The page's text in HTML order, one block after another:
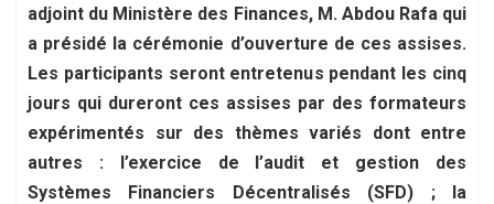
adjoint du Ministère des Finances, M. Abdou Rafa qui
a présidé la cérémonie d’ouverture de ces assises.
Les participants seront entretenus pendant les cinq
jours qui dureront ces assises par des formateurs
expérimentés sur des thèmes variés dont entre
autres : l’exercice de l’audit et gestion des
Systèmes Financiers Décentralisés (SFD) ; la